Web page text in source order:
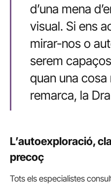
d’una mena
visual. Si ens
mirar-nos o
serem
quan una cosa
remarca, la
L’autoexploració,
precoç
Tots els especialistes